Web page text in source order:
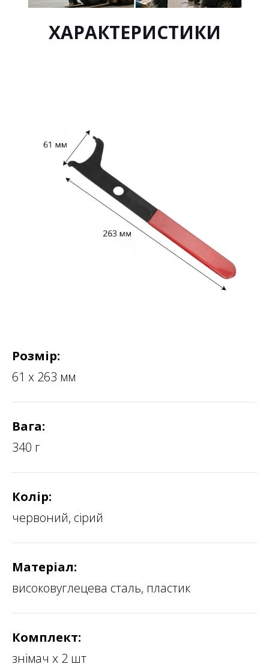
ХАРАКТЕРИСТИКИ
Розмір:
61 х 263 мм
Вага:
340 г
Колір:
червоний, сірий
Матеріал:
високовуглецева сталь, пластик
Комплект:
знімач х 2 шт